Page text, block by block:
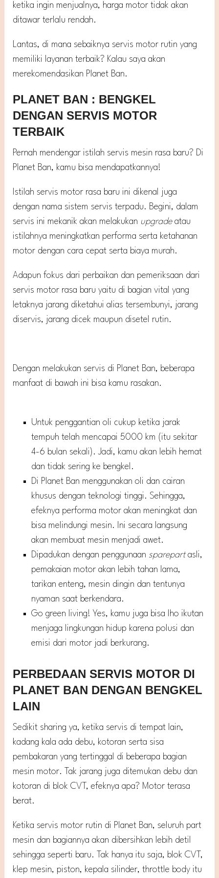
ketika ingin menjualnya, harga motor tidak akan
ditawar terlalu rendah.
Lantas, di mana sebaiknya servis motor rutin yang
memiliki layanan terbaik? Kalau saya akan
merekomendasikan Planet Ban.
PLANET BAN : BENGKEL
DENGAN SERVIS MOTOR
TERBAIK
Pernah mendengar istilah servis mesin rasa baru? Di
Planet Ban, kamu bisa mendapatkannya!
Istilah servis motor rasa baru ini dikenal juga
dengan nama sistem servis terpadu. Begini, dalam
servis ini mekanik akan melakukan upgradeatau
istilahnya meningkatkan performa serta ketahanan
motor dengan cara cepat serta biaya murah.
Adapun fokus dari perbaikan dan pemeriksaan dari
servis motor rasa baru yaitu di bagian vital yang
letaknya jarang diketahui alias tersembunyi, jarang
diservis, jarang dicek maupun disetel rutin.
Dengan melakukan servis di Planet Ban, beberapa
manfaat di bawah ini bisa kamu rasakan.
Untuk penggantian oli cukup ketika jarak
tempuh telah mencapai 5000 km (itu sekitar
4-6 bulan sekali). Jadi, kamu akan lebih hemat
dan tidak sering ke bengkel.
Di Planet Ban menggunakan oli dan cairan
khusus dengan teknologi tinggi. Sehingga,
efeknya performa motor akan meningkat dan
bisa melindungi mesin. Ini secara langsung
akan membuat mesin menjadi awet.
Dipadukan dengan penggunaan sparepartasli,
pemakaian motor akan lebih tahan lama,
tarikan enteng, mesin dingin dan tentunya
nyaman saat berkendara.
Go green living! Yes, kamu juga bisa lho ikutan
menjaga lingkungan hidup karena polusi dan
emisi dari motor jadi berkurang.
PERBEDAAN SERVIS MOTOR DI
PLANET BAN DENGAN BENGKEL
LAIN
Sedikit sharing ya, ketika servis di tempat lain,
kadang kala ada debu, kotoran serta sisa
pembakaran yang tertinggal di beberapa bagian
mesin motor. Tak jarang juga ditemukan debu dan
kotoran di blok CVT, efeknya apa? Motor terasa
berat.
Ketika servis motor rutin di Planet Ban, seluruh part
mesin dan bagiannya akan dibersihkan lebih detil
sehingga seperti baru. Tak hanya itu saja, blok CVT,
klep mesin, piston, kepala silinder, throttle body itu